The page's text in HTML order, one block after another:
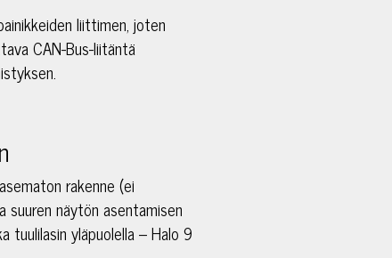
liittimen, joten
CAN-Bus-liitäntä
rakenne (ei
suuren näytön asentamisen
tuulilasin yläpuolella – Halo 9